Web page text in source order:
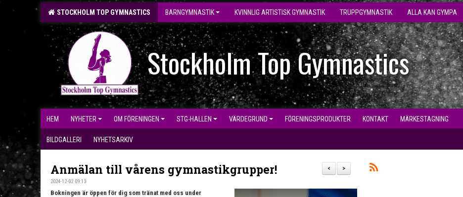
STOCKHOLM TOP GYMNASTICS BARNGYMNASTIK KVINNLIG ARTISTISK GYMNASTIK TRUPPGYMNASTIK ALLA KAN GYMPA
Stockholm Top Gymnastics
HEM NYHETER OM FÖRENINGEN STG-HALLEN VÄRDEGRUND FÖRENINGSPRODUKTER KONTAKT MÄRKESTAGNING
BILDGALLERI NYHETSARKIV
>
<
Anmälan till vårens gymnastikgrupper!
2024-12-02 09:13
Bokningen är öppen för dig som tränat med oss under